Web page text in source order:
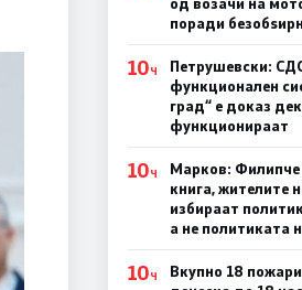
поради
10Ч
Петрушевски:
функционален
град“ е доказ
функционираат
10Ч
Марков: Филипче
книга, жителите
избираат
а не политиката
10Ч
Вкупно 18